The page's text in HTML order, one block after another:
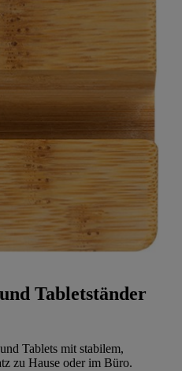
Tabletständer
Tablets mit stabilem,
zu Hause oder im Büro.